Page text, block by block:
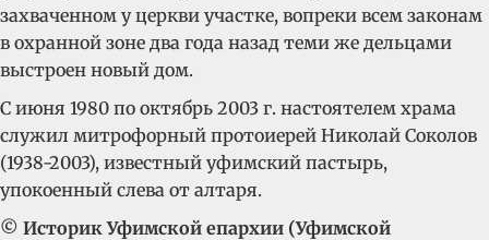
захваченном у церкви участке, вопреки всем законам
в охранной зоне два года назад теми же дельцами
выстроен новый дом.
С июня 1980 по октябрь 2003 г. настоятелем храма
служил митрофорный протоиерей Николай Соколов
(1938-2003), известный уфимский пастырь,
упокоенный слева от алтаря.
© Историк Уфимской епархии (Уфимской